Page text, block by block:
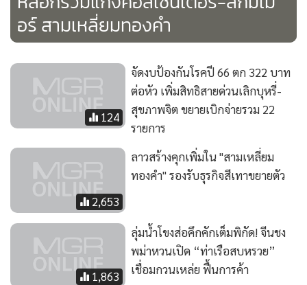
อร์ สามเหลี่ยมทองคำ
124
จัดงบป้องกันโรคปี 66 ตก 322 บาท
ต่อหัว เพิ่มสิทธิสายด่วนเลิกบุหรี่-
สุขภาพจิต ขยายเบิกจ่ายรวม 22
รายการ
2,653
ลาวสร้างคุกเพิ่มใน "สามเหลี่ยม
ทองคำ" รองรับธุรกิจสีเทาขยายตัว
1,863
ลุ่มน้ำโขงส่อคึกคักเต็มพิกัด! จีนชง
พม่าหวนเปิด “ท่าเรือสบหรวย”
เชื่อมกวนเหล่ย ฟื้นการค้า